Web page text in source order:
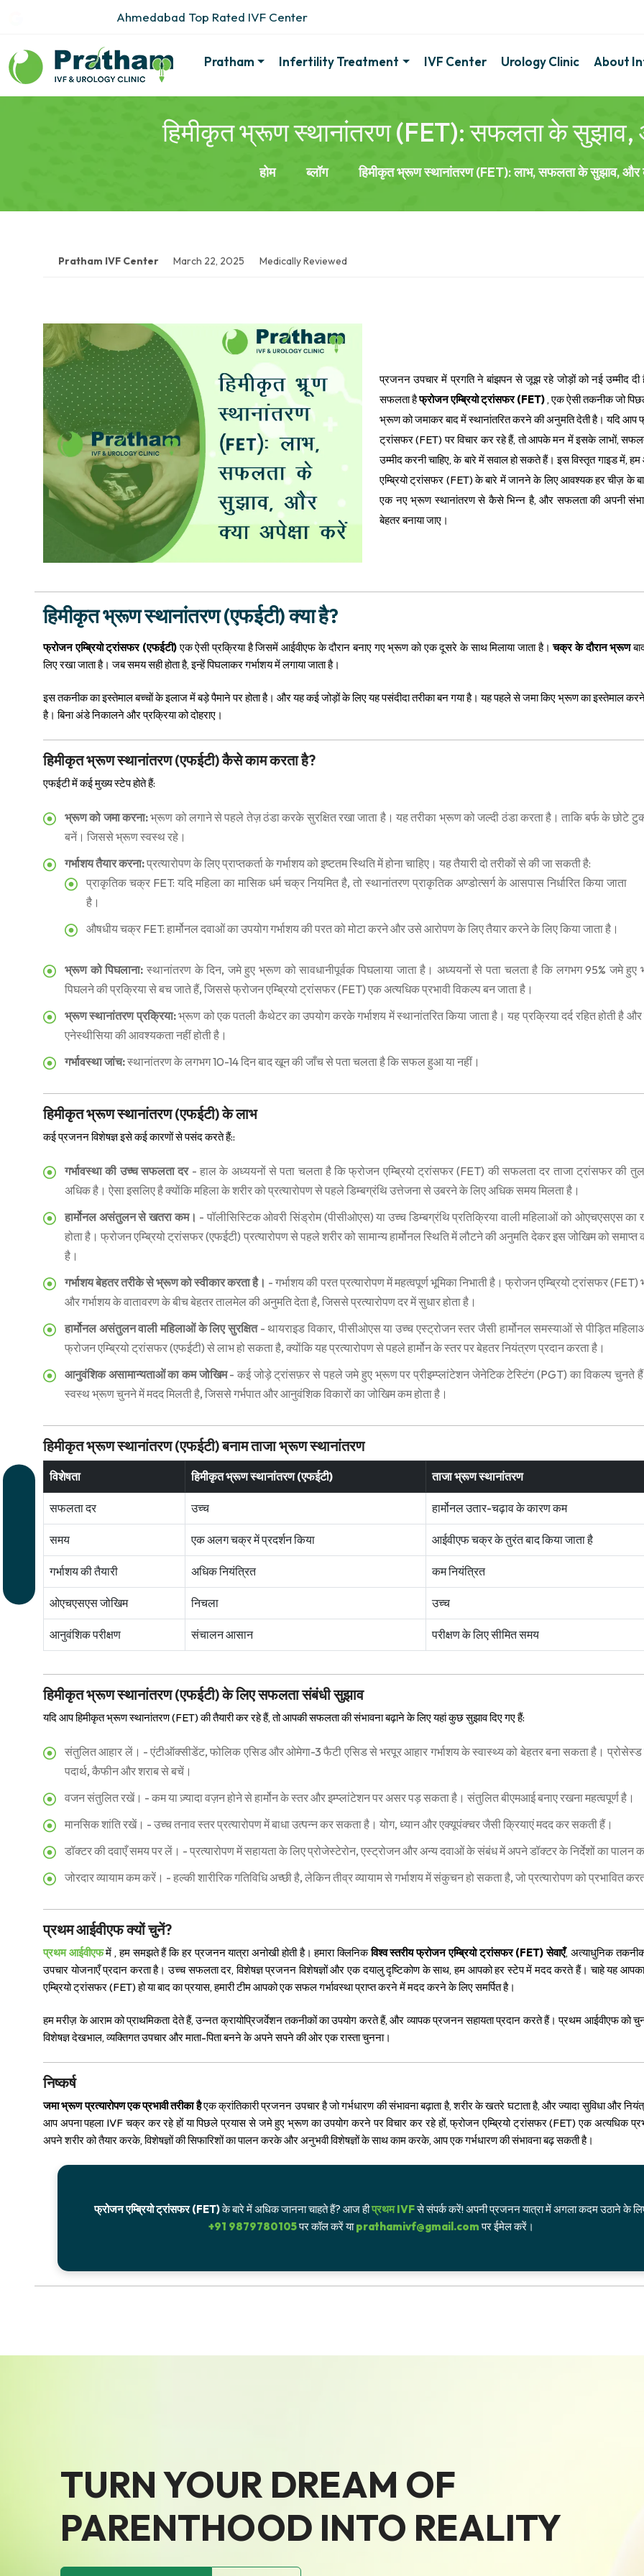
Ahmedabad Top Rated IVF Center
Pratham Infertility Treatment IVF Center Urology Clinic About
हिमीकृत भ्रूण स्थानांतरण (FET): सफलता के सुझाव,
होम ब्लॉग हिमीकृत भ्रूण स्थानांतरण (FET): लाभ, सफलता के सुझाव, और
Pratham IVF Center March 22, 2025 Medically Reviewed
प्रजनन उपचार में प्रगति ने बांझपन से जूझ रहे जोड़ों को नई उम्मीद दी
सफलता हैफ्रोजन एम्ब्रियो ट्रांसफर (FET) , एक ऐसी तकनीक जो
भ्रूण को जमाकर बाद में स्थानांतरित करने की अनुमति देती है। यदि आप
ट्रांसफर (FET) पर विचार कर रहे हैं, तो आपके मन में इसके लाभों,
उम्मीद करनी चाहिए, के बारे में सवाल हो सकते हैं। इस विस्तृत गाइड में,
एम्ब्रियो ट्रांसफर (FET) के बारे में जानने के लिए आवश्यक हर चीज़ के
एक नए भ्रूण स्थानांतरण से कैसे भिन्न है, और सफलता की अपनी
बेहतर बनाया जाए।
हिमीकृत भ्रूण स्थानांतरण (एफईटी) क्या है?
फ्रोजन एम्ब्रियो ट्रांसफर (एफईटी)एक ऐसी प्रक्रिया है जिसमें आईवीएफ के दौरान बनाए गए भ्रूण को एक दूसरे के साथ मिलाया जाता है।चक्र के दौरान भ्रूण
लिए रखा जाता है। जब समय सही होता है, इन्हें पिघलाकर गर्भाशय में लगाया जाता है।
इस तकनीक का इस्तेमाल बच्चों के इलाज में बड़े पैमाने पर होता है। और यह कई जोड़ों के लिए यह पसंदीदा तरीका बन गया है। यह पहले से जमा किए भ्रूण का इस्तेमाल करने
है। बिना अंडे निकालने और प्रक्रिया को दोहराए।
हिमीकृत भ्रूण स्थानांतरण (एफईटी) कैसे काम करता है?
एफईटी में कई मुख्य स्टेप होते हैं:
भ्रूण को जमा करना:भ्रूण को लगाने से पहले तेज़ ठंडा करके सुरक्षित रखा जाता है। यह तरीका भ्रूण को जल्दी ठंडा करता है। ताकि बर्फ के छोटे
बनें। जिससे भ्रूण स्वस्थ रहे।
गर्भाशय तैयार करना:प्रत्यारोपण के लिए प्राप्तकर्ता के गर्भाशय को इष्टतम स्थिति में होना चाहिए। यह तैयारी दो तरीकों से की जा सकती है:
प्राकृतिक चक्र FET: यदि महिला का मासिक धर्म चक्र नियमित है, तो स्थानांतरण प्राकृतिक अण्डोत्सर्ग के आसपास निर्धारित किया जाता
है।
औषधीय चक्र FET: हार्मोनल दवाओं का उपयोग गर्भाशय की परत को मोटा करने और उसे आरोपण के लिए तैयार करने के लिए किया जाता है।
भ्रूण को पिघलाना: स्थानांतरण के दिन, जमे हुए भ्रूण को सावधानीपूर्वक पिघलाया जाता है। अध्ययनों से पता चलता है कि लगभग 95% जमे
पिघलने की प्रक्रिया से बच जाते हैं, जिससे फ्रोजन एम्ब्रियो ट्रांसफर (FET) एक अत्यधिक प्रभावी विकल्प बन जाता है।
भ्रूण स्थानांतरण प्रक्रिया:भ्रूण को एक पतली कैथेटर का उपयोग करके गर्भाशय में स्थानांतरित किया जाता है। यह प्रक्रिया दर्द रहित होती है
एनेस्थीसिया की आवश्यकता नहीं होती है।
गर्भावस्था जांच:स्थानांतरण के लगभग 10-14 दिन बाद खून की जाँच से पता चलता है कि सफल हुआ या नहीं।
हिमीकृत भ्रूण स्थानांतरण (एफईटी) के लाभ
कई प्रजनन विशेषज्ञ इसे कई कारणों से पसंद करते हैं::
गर्भावस्था की उच्च सफलता दर- हाल के अध्ययनों से पता चलता है कि फ्रोजन एम्ब्रियो ट्रांसफर (FET) की सफलता दर ताजा ट्रांसफर की
अधिक है। ऐसा इसलिए है क्योंकि महिला के शरीर को प्रत्यारोपण से पहले डिम्बग्रंथि उत्तेजना से उबरने के लिए अधिक समय मिलता है।
हार्मोनल असंतुलन से खतरा कम। - पॉलीसिस्टिक ओवरी सिंड्रोम (पीसीओएस) या उच्च डिम्बग्रंथि प्रतिक्रिया वाली महिलाओं को ओएचएसएस का
होता है। फ्रोजन एम्ब्रियो ट्रांसफर (एफईटी) प्रत्यारोपण से पहले शरीर को सामान्य हार्मोनल स्थिति में लौटने की अनुमति देकर इस जोखिम को समाप्त
है।
गर्भाशय बेहतर तरीके से भ्रूण को स्वीकार करता है। - गर्भाशय की परत प्रत्यारोपण में महत्वपूर्ण भूमिका निभाती है। फ्रोजन एम्ब्रियो ट्रांसफर
और गर्भाशय के वातावरण के बीच बेहतर तालमेल की अनुमति देता है, जिससे प्रत्यारोपण दर में सुधार होता है।
हार्मोनल असंतुलन वाली महिलाओं के लिए सुरक्षित- थायराइड विकार, पीसीओएस या उच्च एस्ट्रोजन स्तर जैसी हार्मोनल समस्याओं से पीड़ित
फ्रोजन एम्ब्रियो ट्रांसफर (एफईटी) से लाभ हो सकता है, क्योंकि यह प्रत्यारोपण से पहले हार्मोन के स्तर पर बेहतर नियंत्रण प्रदान करता है।
आनुवंशिक असामान्यताओं का कम जोखिम- कई जोड़े ट्रांसफ़र से पहले जमे हुए भ्रूण पर प्रीइम्प्लांटेशन जेनेटिक टेस्टिंग (PGT) का विकल्प
स्वस्थ भ्रूण चुनने में मदद मिलती है, जिससे गर्भपात और आनुवंशिक विकारों का जोखिम कम होता है।
हिमीकृत भ्रूण स्थानांतरण (एफईटी) बनाम ताजा भ्रूण स्थानांतरण
विशेषता हिमीकृत भ्रूण स्थानांतरण (एफईटी) ताजा भ्रूण स्थानांतरण
सफलता दर उच्च हार्मोनल उतार-चढ़ाव के कारण कम
समय एक अलग चक्र में प्रदर्शन किया आईवीएफ चक्र के तुरंत बाद किया जाता है
गर्भाशय की तैयारी अधिक नियंत्रित कम नियंत्रित
ओएचएसएस जोखिम निचला उच्च
आनुवंशिक परीक्षण संचालन आसान परीक्षण के लिए सीमित समय
हिमीकृत भ्रूण स्थानांतरण (एफईटी) के लिए सफलता संबंधी सुझाव
यदि आप हिमीकृत भ्रूण स्थानांतरण (FET) की तैयारी कर रहे हैं, तो आपकी सफलता की संभावना बढ़ाने के लिए यहां कुछ सुझाव दिए गए हैं:
संतुलित आहार लें। - एंटीऑक्सीडेंट, फोलिक एसिड और ओमेगा-3 फैटी एसिड से भरपूर आहार गर्भाशय के स्वास्थ्य को बेहतर बना सकता है। प्रोसेस्ड
पदार्थ, कैफीन और शराब से बचें।
वजन संतुलित रखें। - कम या ज़्यादा वज़न होने से हार्मोन के स्तर और इम्प्लांटेशन पर असर पड़ सकता है। संतुलित बीएमआई बनाए रखना महत्वपूर्ण है।
मानसिक शांति रखें। - उच्च तनाव स्तर प्रत्यारोपण में बाधा उत्पन्न कर सकता है। योग, ध्यान और एक्यूपंक्चर जैसी क्रियाएं मदद कर सकती हैं।
डॉक्टर की दवाएँ समय पर लें। - प्रत्यारोपण में सहायता के लिए प्रोजेस्टेरोन, एस्ट्रोजन और अन्य दवाओं के संबंध में अपने डॉक्टर के निर्देशों का पालन
जोरदार व्यायाम कम करें। - हल्की शारीरिक गतिविधि अच्छी है, लेकिन तीव्र व्यायाम से गर्भाशय में संकुचन हो सकता है, जो प्रत्यारोपण को प्रभावित
प्रथम आईवीएफ क्यों चुनें?
प्रथम आईवीएफमें , हम समझते हैं कि हर प्रजनन यात्रा अनोखी होती है। हमारा क्लिनिकविश्व स्तरीय फ्रोजन एम्ब्रियो ट्रांसफर (FET) सेवाएँ, अत्याधुनिक
उपचार योजनाएँ प्रदान करता है। उच्च सफलता दर, विशेषज्ञ प्रजनन विशेषज्ञों और एक दयालु दृष्टिकोण के साथ, हम आपको हर स्टेप में मदद करते हैं। चाहे यह
एम्ब्रियो ट्रांसफर (FET) हो या बाद का प्रयास, हमारी टीम आपको एक सफल गर्भावस्था प्राप्त करने में मदद करने के लिए समर्पित है।
हम मरीज़ के आराम को प्राथमिकता देते हैं, उन्नत क्रायोप्रिजर्वेशन तकनीकों का उपयोग करते हैं, और व्यापक प्रजनन सहायता प्रदान करते हैं। प्रथम आईवीएफ को
विशेषज्ञ देखभाल, व्यक्तिगत उपचार और माता-पिता बनने के अपने सपने की ओर एक रास्ता चुनना।
निष्कर्ष
जमा भ्रूण प्रत्यारोपण एक प्रभावी तरीका हैएक क्रांतिकारी प्रजनन उपचार है जो गर्भधारण की संभावना बढ़ाता है, शरीर के खतरे घटाता है, और ज्यादा सुविधा और
आप अपना पहला IVF चक्र कर रहे हों या पिछले प्रयास से जमे हुए भ्रूण का उपयोग करने पर विचार कर रहे हों, फ्रोजन एम्ब्रियो ट्रांसफर (FET) एक अत्यधिक
अपने शरीर को तैयार करके, विशेषज्ञों की सिफारिशों का पालन करके और अनुभवी विशेषज्ञों के साथ काम करके, आप एक गर्भधारण की संभावना बढ़ सकती है।
फ्रोजन एम्ब्रियो ट्रांसफर (FET)के बारे में अधिक जानना चाहते हैं? आज हीप्रथम IVFसे संपर्क करें! अपनी प्रजनन यात्रा में अगला कदम उठाने के
+91 9879780105पर कॉल करें याprathamivf@gmail.comपर ईमेल करें।
TURN YOUR DREAM OF
PARENTHOOD INTO REALITY